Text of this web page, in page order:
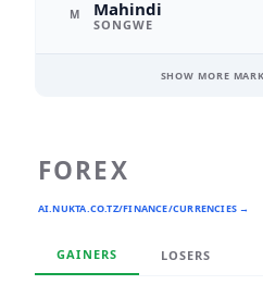
M Mahindi
SONGWE
SHOW MORE
FOREX
AI.NUKTA.CO.TZ/FINANCE/CURRENCIES →
GAINERS LOSERS